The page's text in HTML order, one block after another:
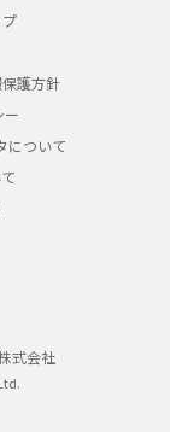
護方針
ー
について
式会社